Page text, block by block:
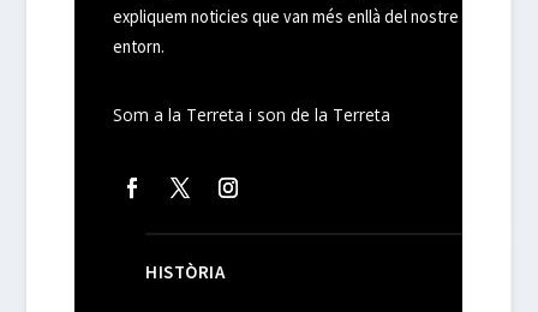
expliquem noticies que van més enllà del nostre
entorn.
Som a la Terreta i son de la Terreta
HISTÒRIA